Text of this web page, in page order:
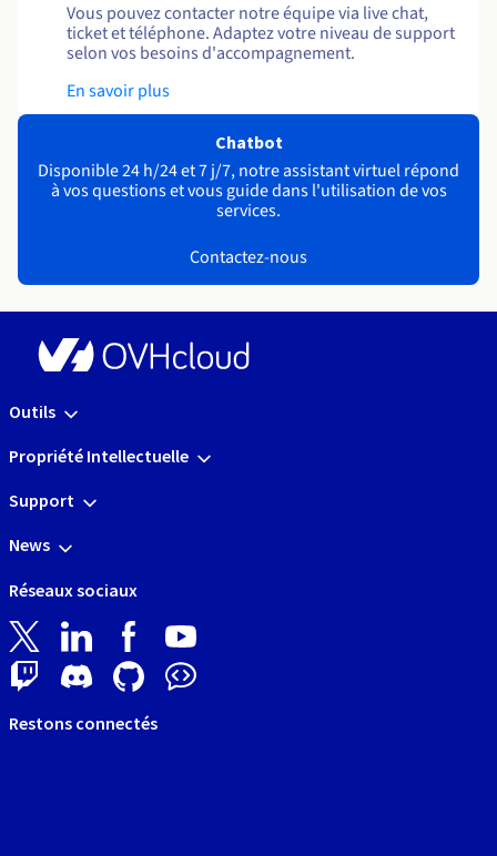
Vous pouvez contacter notre équipe via live chat,
ticket et téléphone. Adaptez votre niveau de support
selon vos besoins d'accompagnement.
En savoir plus
Chatbot
Disponible 24 h/24 et 7 j/7, notre assistant virtuel répond
à vos questions et vous guide dans l'utilisation de vos
services.
Contactez-nous
Outils
Propriété Intellectuelle
Support
News
Réseaux sociaux
Restons connectés